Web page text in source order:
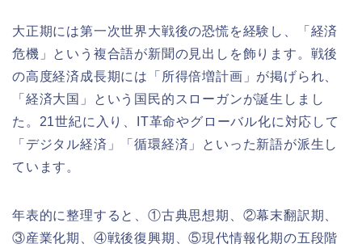
大正期には第一次世界大戦後の恐慌を経験し、「経済
危機」という複合語が新聞の見出しを飾ります。戦後
の高度経済成長期には「所得倍増計画」が掲げられ、
「経済大国」という国民的スローガンが誕生しまし
た。21世紀に入り、IT革命やグローバル化に対応して
「デジタル経済」「循環経済」といった新語が派生し
ています。
年表的に整理すると、①古典思想期、②幕末翻訳期、
③産業化期、④戦後復興期、⑤現代情報化期の五段階